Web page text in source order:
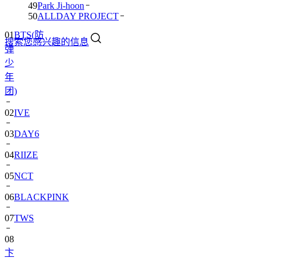
49Park Ji-hoon
50ALLDAY PROJECT
搜索您感兴趣的信息
01BTS(防
弹
少
年
团)
02IVE
03DAY6
04RIIZE
05NCT
06BLACKPINK
07TWS
08
卞